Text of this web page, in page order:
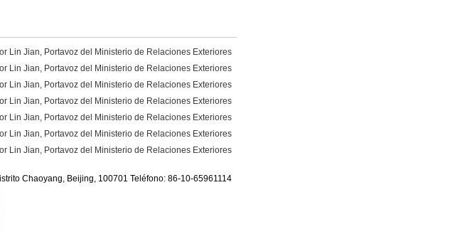
Lin Jian, Portavoz del Ministerio de Relaciones Exteriores
Lin Jian, Portavoz del Ministerio de Relaciones Exteriores
Lin Jian, Portavoz del Ministerio de Relaciones Exteriores
Lin Jian, Portavoz del Ministerio de Relaciones Exteriores
Lin Jian, Portavoz del Ministerio de Relaciones Exteriores
Lin Jian, Portavoz del Ministerio de Relaciones Exteriores
Lin Jian, Portavoz del Ministerio de Relaciones Exteriores
Chaoyang, Beijing, 100701 Teléfono: 86-10-65961114